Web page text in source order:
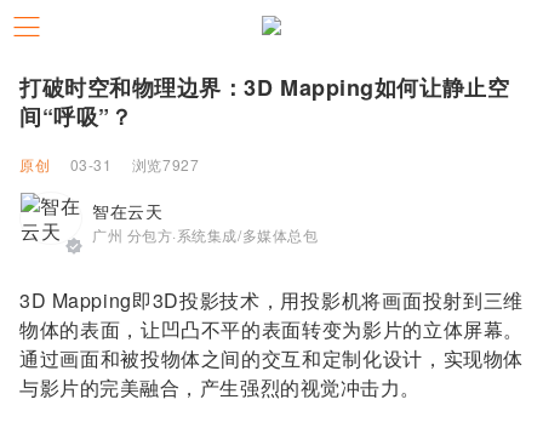
打破时空和物理边界：3D Mapping如何让静止空
间“呼吸”？
原创 03-31 浏览7927
智在云天
广州 分包方·系统集成/多媒体总包
3D Mapping即3D投影技术，用投影机将画面投射到三维
物体的表面，让凹凸不平的表面转变为影片的立体屏幕。
通过画面和被投物体之间的交互和定制化设计，实现物体
与影片的完美融合，产生强烈的视觉冲击力。